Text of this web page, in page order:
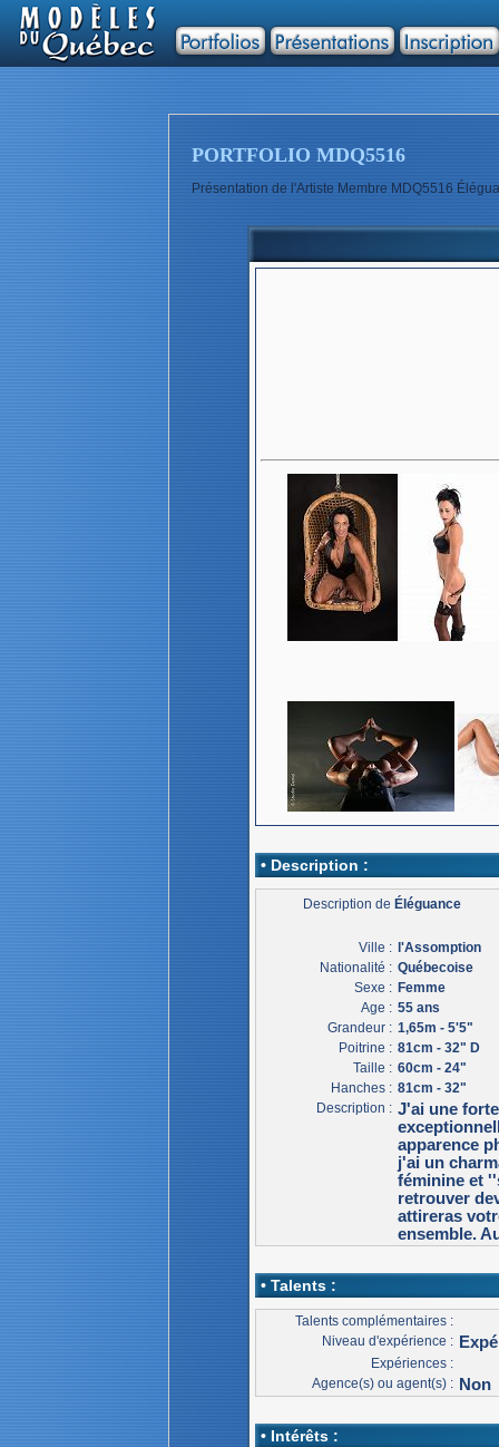
PORTFOLIO MDQ5516
Présentation de l'Artiste Membre MDQ5516
• Description :
Description deÉléguance
Ville : l'Assomption
Nationalité : Québecoise
Sexe : Femme
Age : 55 ans
Grandeur : 1,65m - 5'5"
Poitrine : 81cm - 32" D
Taille : 60cm - 24"
Hanches : 81cm - 32"
Description : J'ai une
apparence
j'ai un
féminine et
retrouver
attireras
ensemble.
• Talents :
Talents complémentaires :
Niveau d'expérience :
Expériences :
Agence(s) ou agent(s) : Non
• Intérêts :